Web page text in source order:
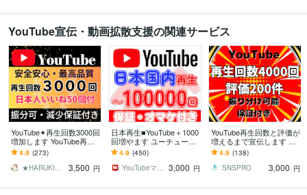
YouTube宣伝・動画拡散支援の関連サービス
YouTube✦再生回数3000回
増加します YouTube再生
回数増加します【日本人
いいね+50個付き】
4.9 (273)
★HARUKI★SNS集客サポート
3,500 円
日本再生■YouTube＋1000
回増やます ユーチューブ
再生■保証＋オマケ付きで
日本国内再生します
4.9 (450)
YouTubeマスターマーケティング 3,000 円
YouTube再生回数と評価が
増えるまで宣伝します ⭐️
再生回数+4000回と評価+2
00件➡3,000円⭐️
4.9 (138)
SNSPRO
3,000 円